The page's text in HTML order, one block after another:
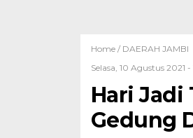
Home / DAERAH JAMBI
Selasa, 10 Agustus 2021 -
Hari Jadi
Gedung